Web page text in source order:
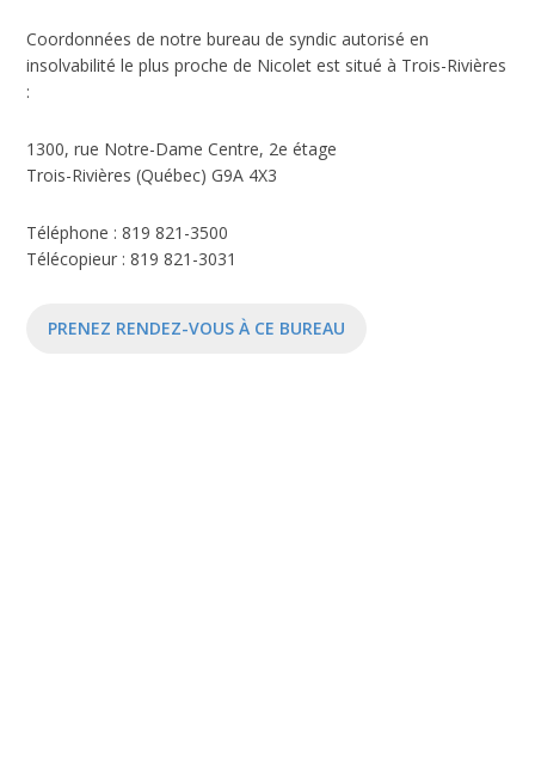
Coordonnées de notre bureau de syndic autorisé en
insolvabilité le plus proche de Nicolet est situé à Trois-Rivières
:
1300, rue Notre-Dame Centre, 2e étage
Trois-Rivières (Québec) G9A 4X3
Téléphone : 819 821-3500
Télécopieur : 819 821-3031
PRENEZ RENDEZ-VOUS À CE BUREAU